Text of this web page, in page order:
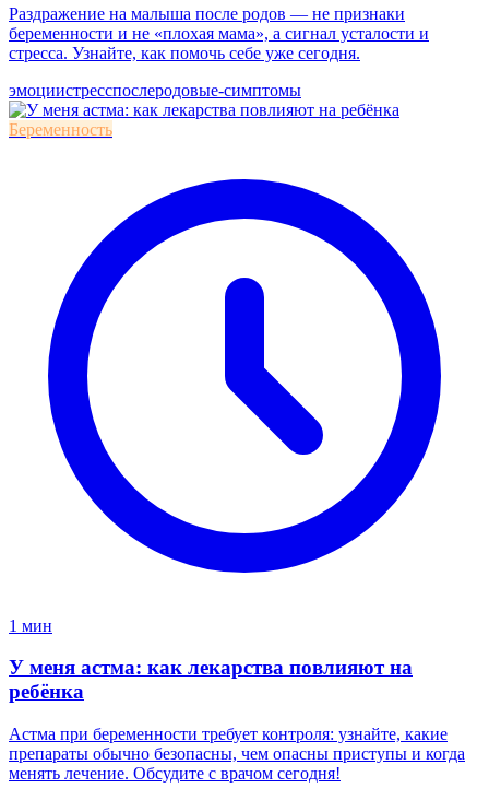
Раздражение на малыша после родов — не признаки
беременности и не «плохая мама», а сигнал усталости и
стресса. Узнайте, как помочь себе уже сегодня.
эмоциистресспослеродовые-симптомы
Беременность
1 мин
У меня астма: как лекарства повлияют на
ребёнка
Астма при беременности требует контроля: узнайте, какие
препараты обычно безопасны, чем опасны приступы и когда
менять лечение. Обсудите с врачом сегодня!